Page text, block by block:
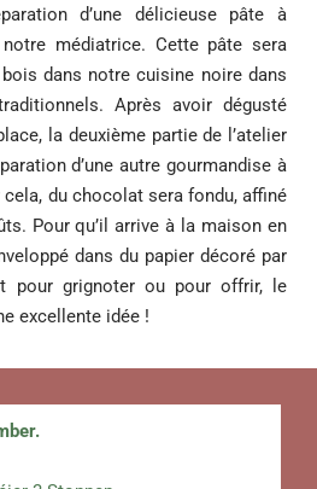
d’une délicieuse pâte à
médiatrice. Cette pâte sera
dans notre cuisine noire dans
Après avoir dégusté
la deuxième partie de l’atelier
d’une autre gourmandise à
du chocolat sera fondu, affiné
Pour qu’il arrive à la maison en
dans du papier décoré par
pour grignoter ou pour offrir, le
excellente idée !